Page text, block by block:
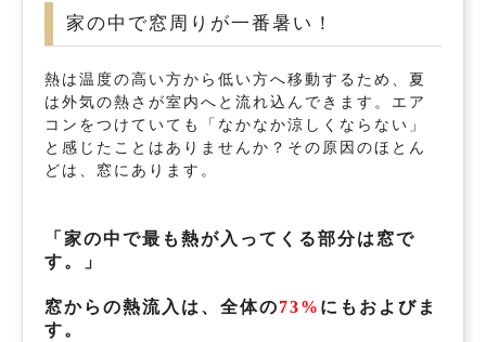
家の中で窓周りが一番暑い！
熱は温度の高い方から低い方へ移動するため、夏
は外気の熱さが室内へと流れ込んできます。エア
コンをつけていても「なかなか涼しくならない」
と感じたことはありませんか？その原因のほとん
どは、窓にあります。
「家の中で最も熱が入ってくる部分は窓で
す。」
窓からの熱流入は、全体の73% にもおよびま
す。